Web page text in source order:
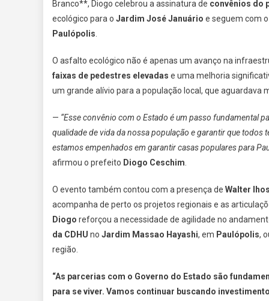
Branco**, Diogo celebrou a assinatura de convênios do
ecológico para o Jardim José Januário e seguem com
Paulópolis.
O asfalto ecológico não é apenas um avanço na
faixas de pedestres elevadas e uma melhoria
um grande alívio para a população local, que aguardava
— “Esse convênio com o Estado é um passo fundamental
qualidade de vida da nossa população e garantir que todos
estamos empenhados em garantir casas populares para
afirmou o prefeito Diogo Ceschim.
O evento também contou com a presença de Walter
acompanha de perto os projetos regionais e as
Diogo reforçou a necessidade de agilidade no
da CDHU no Jardim Massao Hayashi, em Paulópolis,
região.
“As parcerias com o Governo do Estado são
para se viver. Vamos continuar buscando